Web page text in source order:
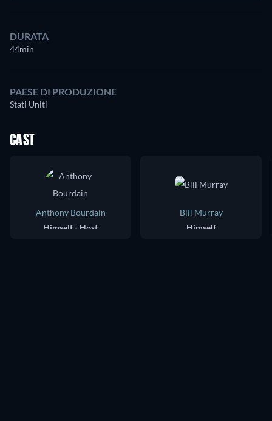
DURATA
44min
PAESE DI PRODUZIONE
Stati Uniti
CAST
Anthony Bourdain
Himself - Host
Bill Murray
Himself